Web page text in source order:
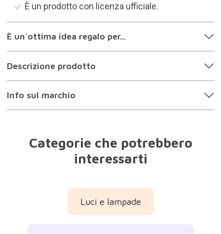
È un prodotto con licenza ufficiale.
È un'ottima idea regalo per...
Descrizione prodotto
Info sul marchio
Categorie che potrebbero
interessarti
Luci e lampade